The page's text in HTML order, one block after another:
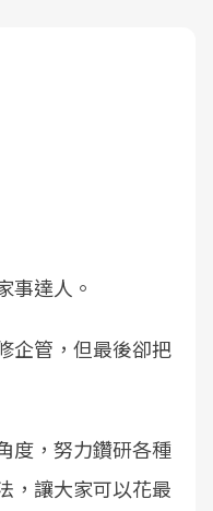
事達人。
企管，但最後卻把
度，努力鑽研各種
，讓大家可以花最